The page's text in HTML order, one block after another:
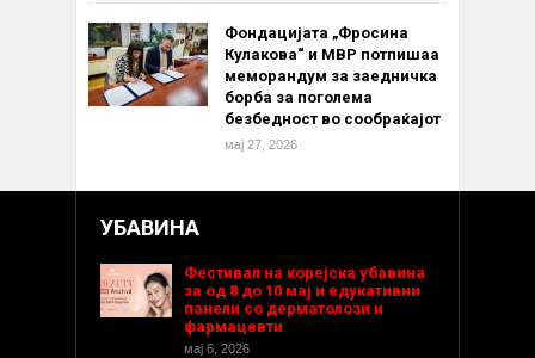
Фондацијата „Фросина
Кулакова“ и МВР потпишаа
меморандум за заедничка
борба за поголема
безбедност во сообраќајот
мај 27, 2026
УБАВИНА
Фестивал на корејска убавина
за од 8 до 10 мај и едукативни
панели со дерматолози и
фармацевти
мај 6, 2026